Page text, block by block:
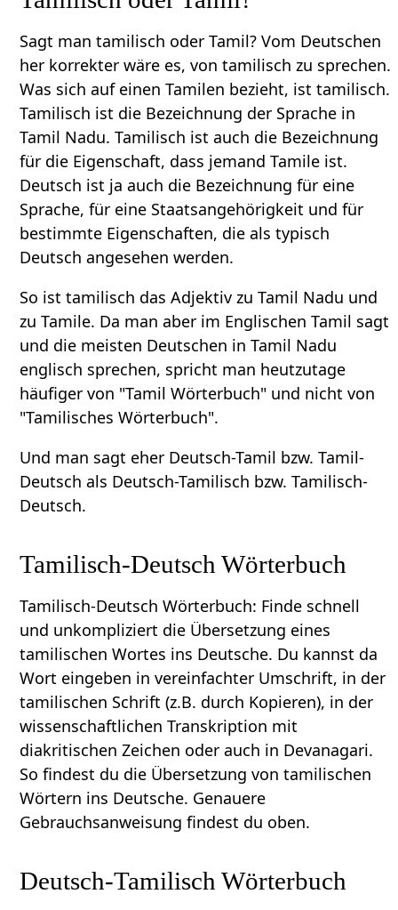
Sagt man tamilisch oder Tamil? Vom Deutschen
her korrekter wäre es, von tamilisch zu sprechen.
Was sich auf einen Tamilen bezieht, ist tamilisch.
Tamilisch ist die Bezeichnung der Sprache in
Tamil Nadu. Tamilisch ist auch die Bezeichnung
für die Eigenschaft, dass jemand Tamile ist.
Deutsch ist ja auch die Bezeichnung für eine
Sprache, für eine Staatsangehörigkeit und für
bestimmte Eigenschaften, die als typisch
Deutsch angesehen werden.
So ist tamilisch das Adjektiv zu Tamil Nadu und
zu Tamile. Da man aber im Englischen Tamil sagt
und die meisten Deutschen in Tamil Nadu
englisch sprechen, spricht man heutzutage
häufiger von "Tamil Wörterbuch" und nicht von
"Tamilisches Wörterbuch".
Und man sagt eher Deutsch-Tamil bzw. Tamil-
Deutsch als Deutsch-Tamilisch bzw. Tamilisch-
Deutsch.
Tamilisch-Deutsch Wörterbuch
Tamilisch-Deutsch Wörterbuch: Finde schnell
und unkompliziert die Übersetzung eines
tamilischen Wortes ins Deutsche. Du kannst da
Wort eingeben in vereinfachter Umschrift, in der
tamilischen Schrift (z.B. durch Kopieren), in der
wissenschaftlichen Transkription mit
diakritischen Zeichen oder auch in Devanagari.
So findest du die Übersetzung von tamilischen
Wörtern ins Deutsche. Genauere
Gebrauchsanweisung findest du oben.
Deutsch-Tamilisch Wörterbuch